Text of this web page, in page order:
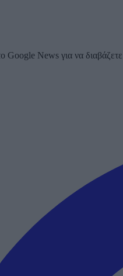
News για να